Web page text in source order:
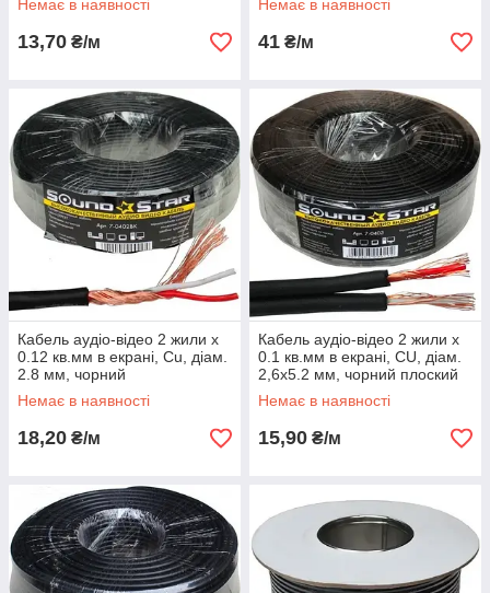
Немає в наявності
13,70 ₴/м
Немає в наявності
41 ₴/м
Кабель аудіо-відео 2 жили х
0.12 кв.мм в екрані, Cu, діам.
2.8 мм, чорний
Немає в наявності
18,20 ₴/м
Кабель аудіо-відео 2 жили х
0.1 кв.мм в екрані, CU, діам.
2,6x5.2 мм, чорний плоский
Немає в наявності
15,90 ₴/м